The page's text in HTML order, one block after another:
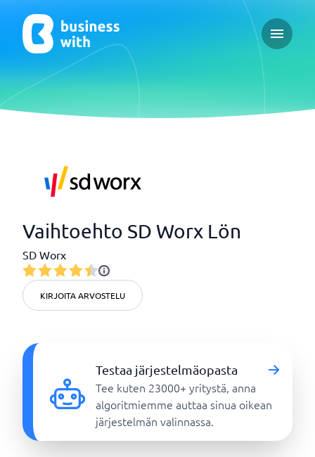
Open
Vaihtoehto SD Worx Lön
SD Worx
KIRJOITA ARVOSTELU
Testaa järjestelmäopasta
Tee kuten 23000+ yritystä, anna
algoritmiemme auttaa sinua oikean
järjestelmän valinnassa.